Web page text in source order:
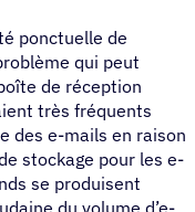
ponctuelle de
qui peut
de réception
très fréquents
des e-mails en raison
stockage pour les e-
se produisent
du volume d’e-